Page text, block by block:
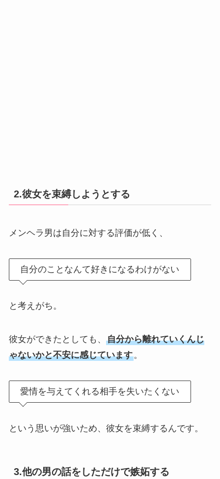
2.彼女を束縛しようとする
メンヘラ男は自分に対する評価が低く、
自分のことなんて好きになるわけがない
と考えがち。
彼女ができたとしても、 自分から離れていくんじ
ゃないかと不安に感じています。
愛情を与えてくれる相手を失いたくない
という思いが強いため、彼女を束縛するんです。
3.他の男の話をしただけで嫉妬する